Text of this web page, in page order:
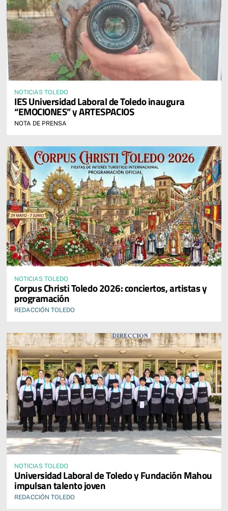
NOTICIAS TOLEDO
IES Universidad Laboral de Toledo inaugura
“EMOCIONES” y ARTESPACIOS
NOTA DE PRENSA
NOTICIAS TOLEDO
Corpus Christi Toledo 2026: conciertos, artistas y
programación
REDACCIÓN TOLEDO
NOTICIAS TOLEDO
Universidad Laboral de Toledo y Fundación Mahou
impulsan talento joven
REDACCIÓN TOLEDO